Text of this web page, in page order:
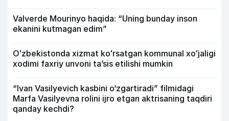
Valverde Mourinyo haqida: “Uning bunday inson
ekanini kutmagan edim”
Oʻzbekistonda xizmat koʻrsatgan kommunal xoʻjaligi
xodimi faxriy unvoni taʼsis etilishi mumkin
“Ivan Vasilyevich kasbini o‘zgartiradi” filmidagi
Marfa Vasilyevna rolini ijro etgan aktrisaning taqdiri
qanday kechdi?